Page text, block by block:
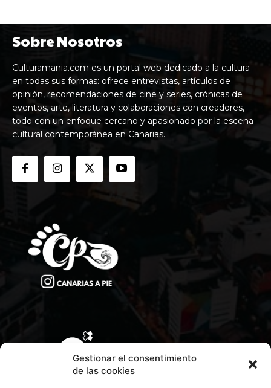
Gestionar el consentimiento
de las cookies
Sobre Nosotros
Culturamania.com es un portal web dedicado a la cultura
en todas sus formas: ofrece entrevistas, artículos de
opinión, recomendaciones de cine y series, crónicas de
eventos, arte, literatura y colaboraciones con creadores,
todo con un enfoque cercano y apasionado por la escena
cultural contemporánea en Canarias.